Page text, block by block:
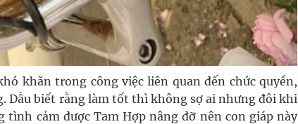
khăn trong công việc liên quan đến chức quyền,
Dẫu biết rằng làm tốt thì không sợ ai nhưng đôi khi
cảm được Tam Hợp nâng đỡ nên con giáp này